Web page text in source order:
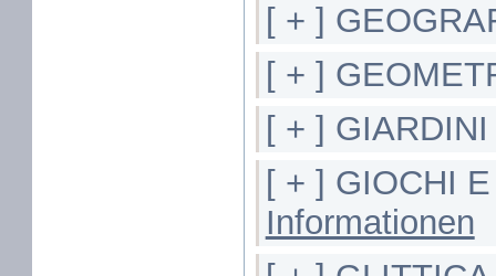
[ + ]
[ + ]
[ + ]
[ + ] GIOCHI
Informationen